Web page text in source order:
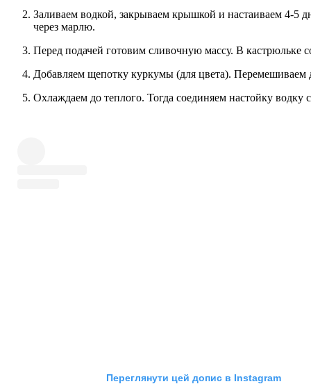
Заливаем водкой, закрываем крышкой и настаиваем 4-5 дней. За это время бананы потемнеют. Процеживаем
через марлю.
Перед подачей готовим сливочную массу. В
Добавляем щепотку куркумы (для цвета).
Охлаждаем до теплого. Тогда соединяем настойку
Переглянути цей допис в Instagram